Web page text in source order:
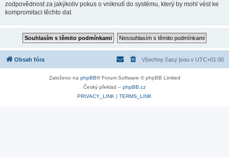
zodpovědnost za jakýkoliv pokus o vniknutí do systému, který by mohl vést ke
kompromitaci těchto dat.
Obsah fóra Všechny časy jsou v UTC+01:00
Založeno na phpBB® Forum Software © phpBB Limited
Český překlad – phpBB.cz
PRIVACY_LINK | TERMS_LINK